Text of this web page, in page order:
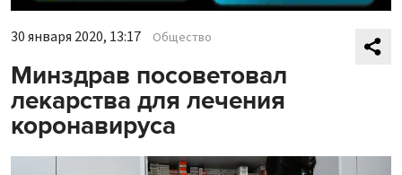
30 января 2020, 13:17 Общество
Минздрав посоветовал
лекарства для лечения
коронавируса